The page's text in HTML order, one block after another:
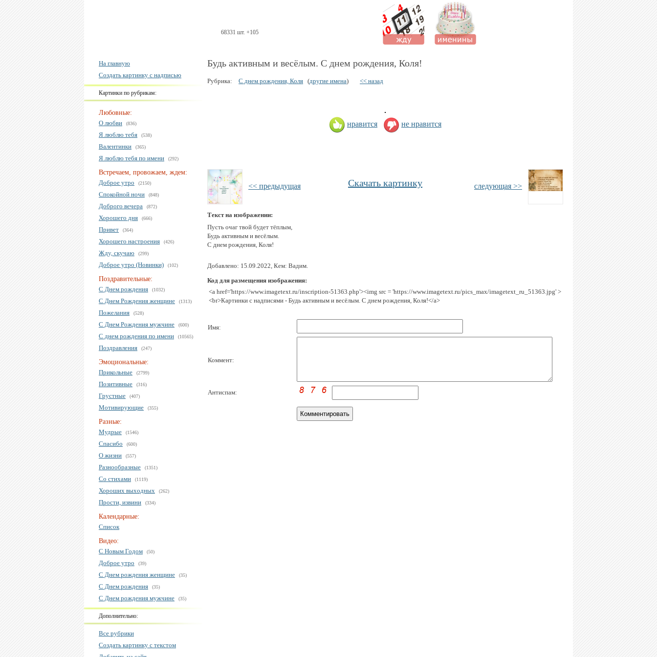
68331 шт. +105
На главную
Создать картинку с надписью
Картинки по рубрикам:
Любовные:
О любви
(836)
Я люблю тебя (538)
Валентинки (365)
Я люблю тебя по имени (292)
Встречаем, провожаем, ждем:
Доброе утро
(2150)
Спокойной ночи (848)
Доброго вечера (872)
Хорошего дня (666)
Привет (364)
Хорошего настроения (426)
Жду, скучаю (299)
Доброе утро (Новинки) (102)
Поздравительные:
С Днем рождения
(1032)
С Днем Рождения женщине (1313)
Пожелания (528)
С Днем Рождения мужчине (600)
С днем рождения по имени (10565)
Поздравления (247)
Эмоциональные:
Прикольные
(2799)
Позитивные (316)
Грустные (407)
Мотивирующие (355)
Разные:
Мудрые
(1546)
Спасибо (600)
О жизни (557)
Разнообразные (1351)
Со стихами (1119)
Хороших выходных (262)
Прости, извини (334)
Календарные:
Список
Видео:
С Новым Годом
(50)
Доброе утро (39)
С Днем рождения женщине (35)
С Днем рождения (35)
С Днем рождения мужчине (35)
Дополнительно:
Все рубрики
Создать картинку с текстом
Будь активным и весёлым. С днем рождения, Коля!
Рубрика: С днем рождения, Коля (другие имена) << назад
нравится не нравится
<< предыдущая следующая >>
Скачать картинку
Текст на изображении:
Пусть очаг твой будет тёплым,
Будь активным и весёлым.
С днем рождения, Коля!
Добавлено: 15.09.2022, Кем: Вадим.
Код для размещения изображения:
<a href='https://www.imagetext.ru/inscription-51363.php'><img src = 'https://www.imagetext.ru/pics_max/imagetext_ru_51363.jpg' >
<br>Картинки с надписями - Будь активным и весёлым. С днем рождения, Коля!</a>
Имя:
Коммент:
Антиспам: